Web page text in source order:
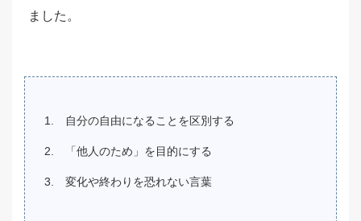
ました。
自分の自由になることを区別する
「他人のため」を​目的にする
変化や終わりを恐れない言葉